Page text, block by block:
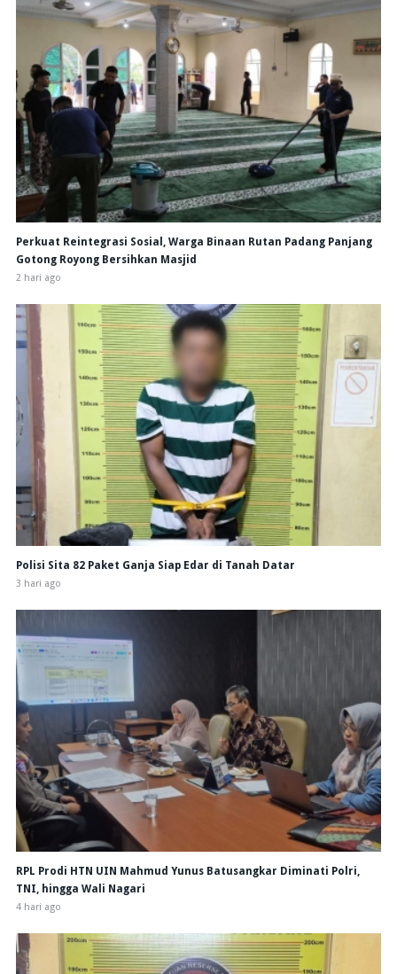
Perkuat Reintegrasi Sosial, Warga Binaan Rutan Padang Panjang
Gotong Royong Bersihkan Masjid
2 hari ago
Polisi Sita 82 Paket Ganja Siap Edar di Tanah Datar
3 hari ago
RPL Prodi HTN UIN Mahmud Yunus Batusangkar Diminati Polri,
TNI, hingga Wali Nagari
4 hari ago